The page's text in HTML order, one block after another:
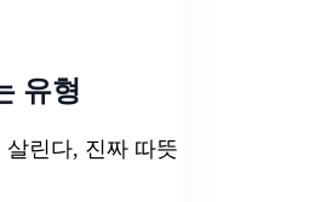
유형
린다, 진짜 따뜻